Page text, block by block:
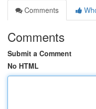
Comments
Comments
Submit a Comment
No HTML